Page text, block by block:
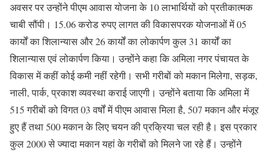
अवसर पर उन्होंने पीएम आवास योजना के 10 लाभार्थियों को प्रतीकात्मक
चाबी सौंपी। 15.06 करोड रुपए लागत की विकासपरक योजनाओं में 05
कार्यों का शिलान्यास और 26 कार्यों का लोकार्पण कुल 31 कार्यों का
शिलान्यास एवं लोकार्पण किया। उन्होंने कहा कि अमिला नगर पंचायत के
विकास में कहीं कोई कमी नहीं रहेगी। सभी गरीबों को मकान मिलेगा, सड़क,
नाली, पार्क, प्रकाश व्यवस्था कराई जाएगी। उन्होंने बताया कि अमिला में
515 गरीबों को विगत 03 वर्षों में पीएम आवास मिला है, 507 मकान और मंजूर
हुए हैं तथा 500 मकान के लिए चयन की प्रक्रिया चल रही है। इस प्रकार
कुल 2000 से ज्यादा मकान यहां के गरीबों को मिलने जा रहे हैं। उन्होंने